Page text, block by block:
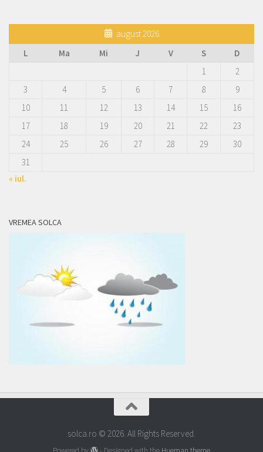
august 2026
L
Ma Mi J V S
D
1
2
3
4 5 6 7 8
9
10
11 12 13 14 15
16
17
18 19 20 21 22
23
24
25 26 27 28 29
30
31
« iul.
VREMEA SOLCA
solca.ro © 2026. All Rights Reserved.